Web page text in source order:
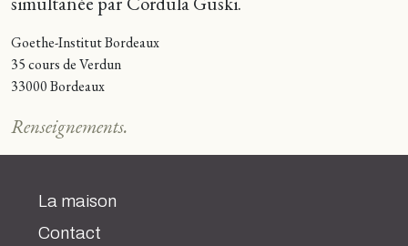
Goethe-Institut Bordeaux
35 cours de Verdun
33000 Bordeaux
Renseignements.
La maison
Contact